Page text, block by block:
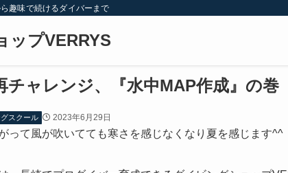
趣味で続けるダイバーまで
ップVERRYS
チャレンジ、『水中MAP作成』の巻
スクール 2023年6月29日
って風が吹いてても寒さを感じなくなり夏を感じます^^